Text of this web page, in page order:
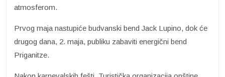
atmosferom.
Prvog maja nastupiće budvanski bend Jack Lupino, dok će
drugog dana, 2. maja, publiku zabaviti energični bend
Priganitze.